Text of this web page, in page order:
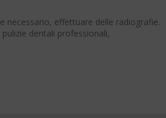
necessario, effettuare delle radiografie.
dentali professionali,